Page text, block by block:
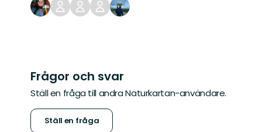
Frågor och svar
Ställ en fråga till andra Naturkartan-användare.
Ställ en fråga